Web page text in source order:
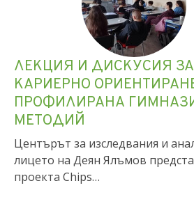
ЛЕКЦИЯ И ДИСКУСИЯ ЗА
КАРИЕРНО
ПРОФИЛИРАНА
МЕТОДИЙ
Центърът за изследвания и
лицето на Деян Ялъмов
проекта Chips…